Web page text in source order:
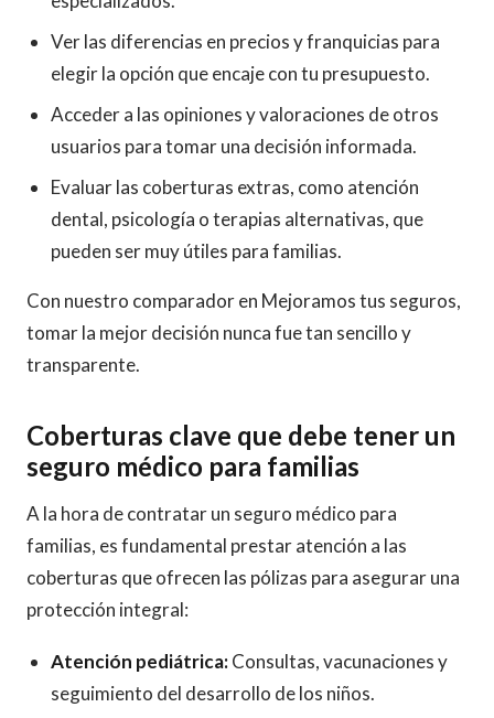
Ver las diferencias en precios y franquicias para
elegir la opción que encaje con tu presupuesto.
Acceder a las opiniones y valoraciones de otros
usuarios para tomar una decisión informada.
Evaluar las coberturas extras, como atención
dental, psicología o terapias alternativas, que
pueden ser muy útiles para familias.
Con nuestro comparador en Mejoramos tus seguros,
tomar la mejor decisión nunca fue tan sencillo y
transparente.
Coberturas clave que debe tener un
seguro médico para familias
A la hora de contratar un seguro médico para
familias, es fundamental prestar atención a las
coberturas que ofrecen las pólizas para asegurar una
protección integral:
Atención pediátrica:Consultas, vacunaciones y
seguimiento del desarrollo de los niños.